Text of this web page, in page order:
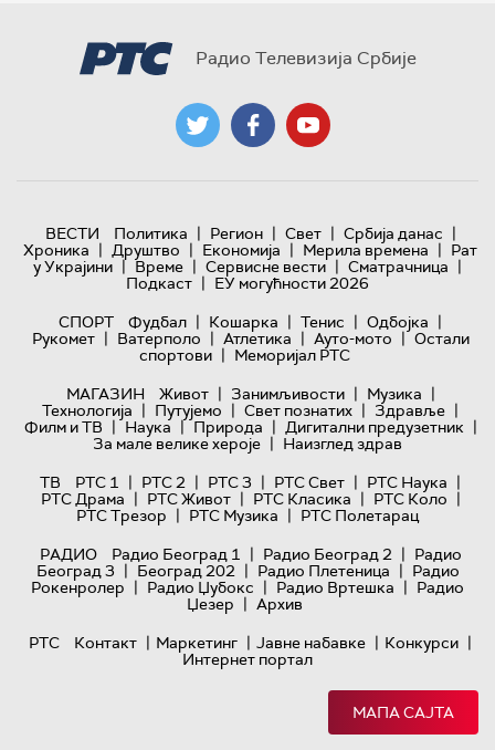
Радио Телевизија Србије
ВЕСТИ Политика | Регион | Свет | Србија данас |
Хроника | Друштво | Економија | Мерила времена | Рат
у Украјини | Време | Сервисне вести | Сматрачница |
Подкаст | ЕУ могућности 2026
СПОРТ
Фудбал | Кошарка | Тенис | Одбојка |
Рукомет | Ватерполо | Атлетика | Ауто-мото | Остали
спортови | Меморијал РТС
МАГАЗИН
Живот | Занимљивости | Музика |
Технологијa | Путујемо | Свет познатих | Здравље |
Филм и ТВ | Наука | Природа | Дигитални предузетник |
За мале велике хероје | Наизглед здрав
ТВ
РТС 1 | РТС 2 | РТС 3 | РТС Свет | РТС Наука |
РТС Драма | РТС Живот | РТС Класика | РТС Коло |
РТС Трезор | РТС Музика | РТС Полетарац
РАДИО
Радио Београд 1 | Радио Београд 2 | Радио
Београд 3 | Београд 202 | Радио Плетеница | Радио
Рокенролер | Радио Џубокс | Радио Вртешка | Радио
Џезер | Архив
РТС
Контакт | Маркетинг | Јавне набавке | Конкурси |
Интернет портал
МАПА САЈТА